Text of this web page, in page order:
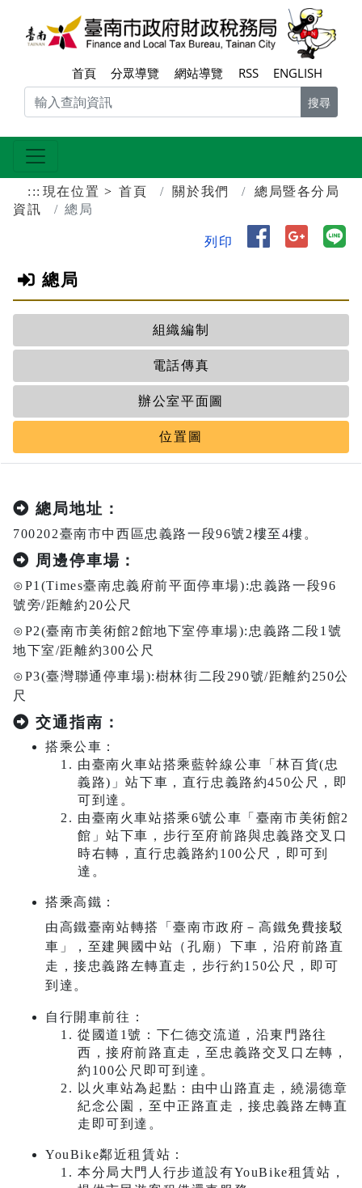
跳到主要內容區塊
首頁 分眾導覽 網站導覽 RSS ENGLISH
搜尋
::: 現在位置 首頁 關於我們
總局暨各分局
資訊
總局
列印
分享到分享到
總局
組織編制
電話傳真
辦公室平面圖
位置圖
總局地址：
700202臺南市中西區忠義路一段96號2樓至4樓。
周邊停車場：
⊙P1(Times臺南忠義府前平面停車場):忠義路一段96
號旁/距離約20公尺
⊙P2(臺南市美術館2館地下室停車場):忠義路二段1號
地下室/距離約300公尺
⊙P3(臺灣聯通停車場):樹林街二段290號/距離約250公
尺
交通指南：
搭乘公車：
由臺南火車站搭乘藍幹線公車「林百貨(忠
義路)」站下車，直行忠義路約450公尺，即
可到達。
由臺南火車站搭乘6號公車「臺南市美術館2
館」站下車，步行至府前路與忠義路交叉口
時右轉，直行忠義路約100公尺，即可到
達。
搭乘高鐵：
由高鐵臺南站轉搭「臺南市政府－高鐵免費接駁
車」，至建興國中站（孔廟）下車，沿府前路直
走，接忠義路左轉直走，步行約150公尺，即可
到達。
自行開車前往：
從國道1號：下仁德交流道，沿東門路往
西，接府前路直走，至忠義路交叉口左轉，
約100公尺即可到達。
以火車站為起點：由中山路直走，繞湯德章
紀念公園，至中正路直走，接忠義路左轉直
走即可到達。
YouBike鄰近租賃站：
本分局大門人行步道設有YouBike租賃站，